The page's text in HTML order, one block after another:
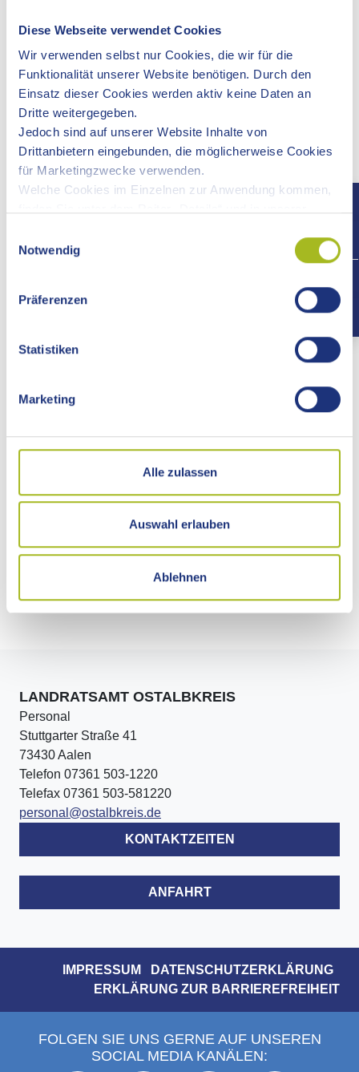
Diese Webseite verwendet Cookies
Wir verwenden selbst nur Cookies, die wir für die
Funktionalität unserer Website benötigen. Durch den
Einsatz dieser Cookies werden aktiv keine Daten an
Dritte weitergegeben.
Jedoch sind auf unserer Website Inhalte von
Drittanbietern eingebunden, die möglicherweise Cookies
für Marketingzwecke verwenden.
Welche Cookies im Einzelnen zur Anwendung kommen,
Notwendig
Präferenzen
Statistiken
Marketing
Alle zulassen
Auswahl erlauben
Ablehnen
LANDRATSAMT OSTALBKREIS
Personal
Stuttgarter Straße 41
73430 Aalen
Telefon 07361 503-1220
Telefax 07361 503-581220
personal@ostalbkreis.de
KONTAKTZEITEN
ANFAHRT
IMPRESSUM
DATENSCHUTZERKLÄRUNG
ERKLÄRUNG ZUR BARRIEREFREIHEIT
FOLGEN SIE UNS GERNE AUF UNSEREN
SOCIAL MEDIA KANÄLEN: